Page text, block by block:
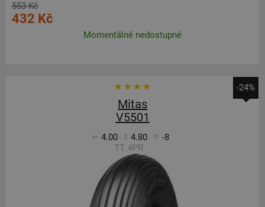
553 Kč
432 Kč
Momentálně nedostupné
-24%
Mitas
V5501
4.00 4.80
-8
TT, 4PR